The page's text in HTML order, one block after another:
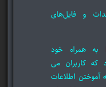
و فایل‌های
صفحه خوان NVDA به همراه خود
که کاربران می
آموختن اطلاعات